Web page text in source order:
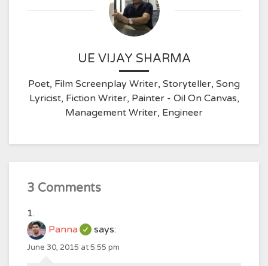
UE VIJAY SHARMA
Poet, Film Screenplay Writer, Storyteller, Song
Lyricist, Fiction Writer, Painter - Oil On Canvas,
Management Writer, Engineer
3 Comments
Panna says:
June 30, 2015 at 5:55 pm